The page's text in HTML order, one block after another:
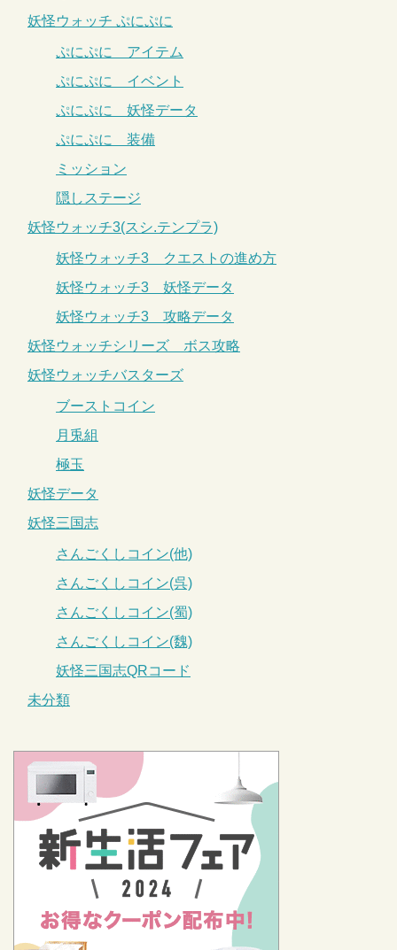
妖怪ウォッチ ぷにぷに
ぷにぷに アイテム
ぷにぷに イベント
ぷにぷに 妖怪データ
ぷにぷに 装備
ミッション
隠しステージ
妖怪ウォッチ3(スシ.テンプラ)
妖怪ウォッチ3 クエストの進め方
妖怪ウォッチ3 妖怪データ
妖怪ウォッチ3 攻略データ
妖怪ウォッチシリーズ ボス攻略
妖怪ウォッチバスターズ
ブーストコイン
月兎組
極玉
妖怪データ
妖怪三国志
さんごくしコイン(他)
さんごくしコイン(呉)
さんごくしコイン(蜀)
さんごくしコイン(魏)
妖怪三国志QRコード
未分類